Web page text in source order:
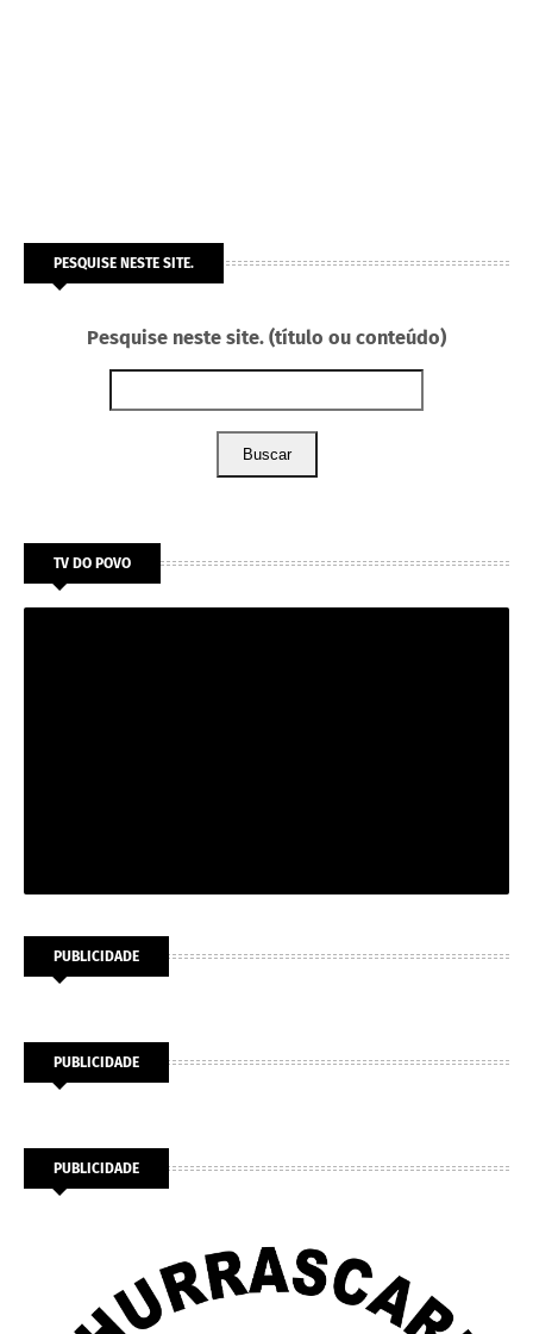
PESQUISE NESTE SITE.
Pesquise neste site. (título ou conteúdo)
Buscar
TV DO POVO
PUBLICIDADE
PUBLICIDADE
PUBLICIDADE